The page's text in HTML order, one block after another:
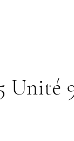
Unité